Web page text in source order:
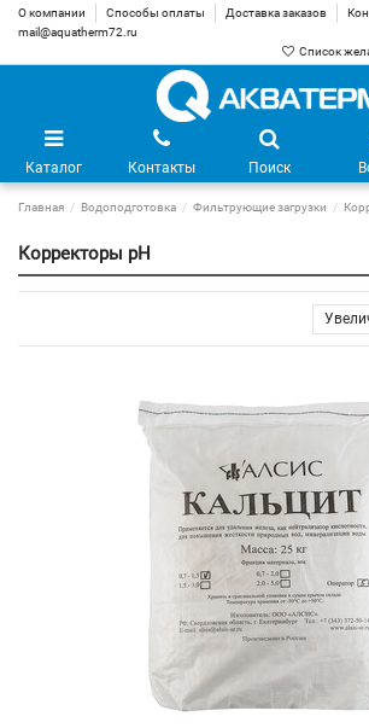
О компании Способы оплаты Доставка заказов
mail@aquatherm72.ru
Список
Каталог Контакты Поиск
Главная Водоподготовка Фильтрующие загрузки
Корректоры pH